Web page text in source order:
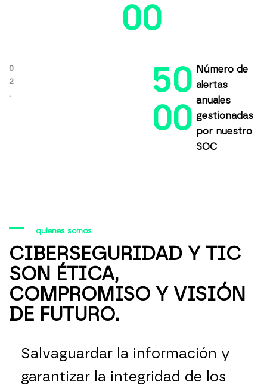
00
0
2
.
50
00
Número de
alertas
anuales
gestionadas
por nuestro
SOC
quienes somos
CIBERSEGURIDAD Y TIC
SON ÉTICA,
COMPROMISO Y VISIÓN
DE FUTURO.
Salvaguardar la información y
garantizar la integridad de los